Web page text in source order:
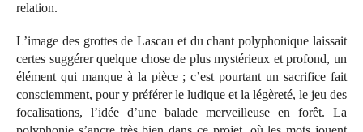
relation.
L’image des grottes de Lascau et du chant polyphonique laissait
certes suggérer quelque chose de plus mystérieux et profond, un
élément qui manque à la pièce ; c’est pourtant un sacrifice fait
consciemment, pour y préférer le ludique et la légèreté, le jeu des
focalisations, l’idée d’une balade merveilleuse en forêt. La